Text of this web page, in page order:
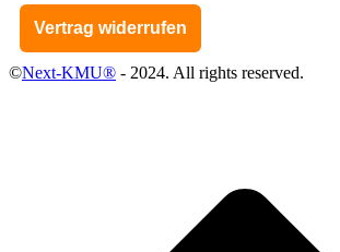
Vertrag widerrufen
©Next-KMU® - 2024. All rights reserved.